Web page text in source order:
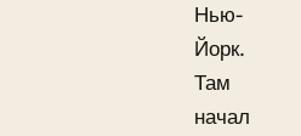
Нью-
Йорк.
Там
начал